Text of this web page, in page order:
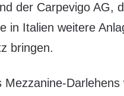
der Carpevigo AG,
in Italien weitere
bringen.
Mezzanine-